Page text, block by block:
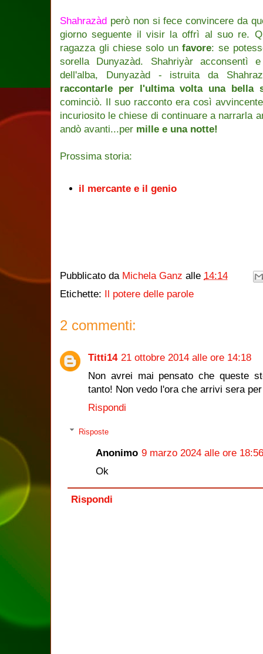
Shahrazàd però non si fece convincere da
giorno seguente il visir la offrì al suo re.
ragazza gli chiese solo unfavore: se
sorella Dunyazàd. Shahriyàr acconsentì
dell'alba, Dunyazàd - istruita da
raccontarle per l'ultima volta una bella
cominciò. Il suo racconto era così
incuriosito le chiese di continuare a narrarla
andò avanti...per mille e una notte!
Prossima storia:
il mercante e il genio
Pubblicato da Michela Ganz alle 14:14
Etichette: Il potere delle parole
2 commenti:
Titti14 21 ottobre 2014 alle ore 14:18
Non avrei mai pensato che queste
tanto! Non vedo l'ora che arrivi sera
Rispondi
Risposte
Anonimo 9 marzo 2024 alle ore 18:56
Ok
Rispondi